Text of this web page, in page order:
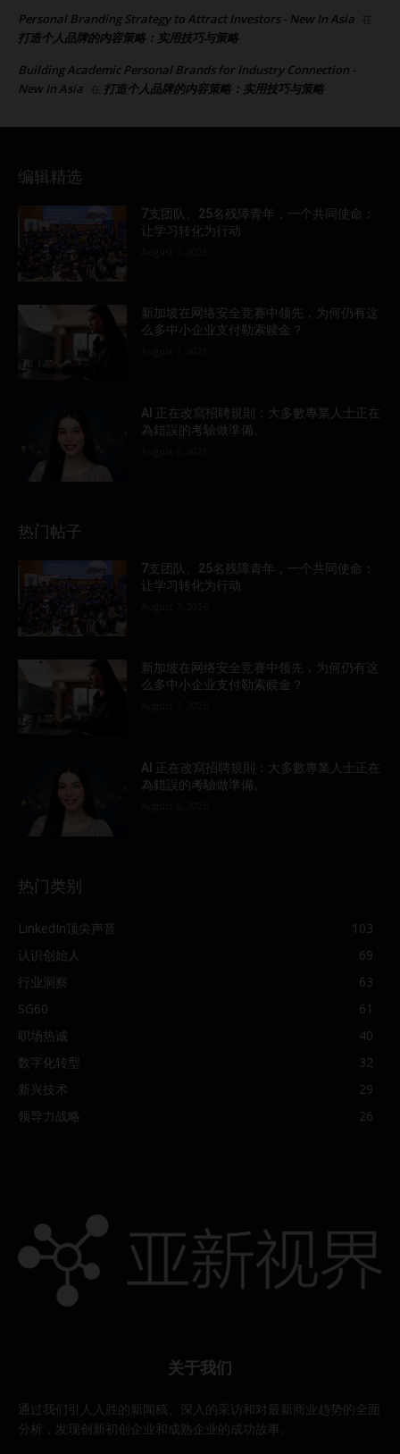
Personal Branding Strategy to Attract Investors - New In Asia 在
打造个人品牌的内容策略：实用技巧与策略
Building Academic Personal Brands for Industry Connection -
New In Asia
在 打造个人品牌的内容策略：实用技巧与策略
编辑精选
7支团队、25名残障青年，一个共同使命：
让学习转化为行动
新加坡在网络安全竞赛中领先，为何仍有这
么多中小企业支付勒索赎金？
AI 正在改寫招聘規則：大多數專業人士正在
為錯誤的考驗做準備。
热门帖子
7支团队、25名残障青年，一个共同使命：
让学习转化为行动
新加坡在网络安全竞赛中领先，为何仍有这
么多中小企业支付勒索赎金？
AI 正在改寫招聘規則：大多數專業人士正在
為錯誤的考驗做準備。
热门类别
LinkedIn顶尖声音
103
认识创始人
69
行业洞察
63
SG60
61
职场热诚
40
数字化转型
32
新兴技术
29
领导力战略
26
关于我们
通过我们引人入胜的新闻稿、深入的采访和对最新商业趋势的全面
分析，发现创新初创企业和成熟企业的成功故事。